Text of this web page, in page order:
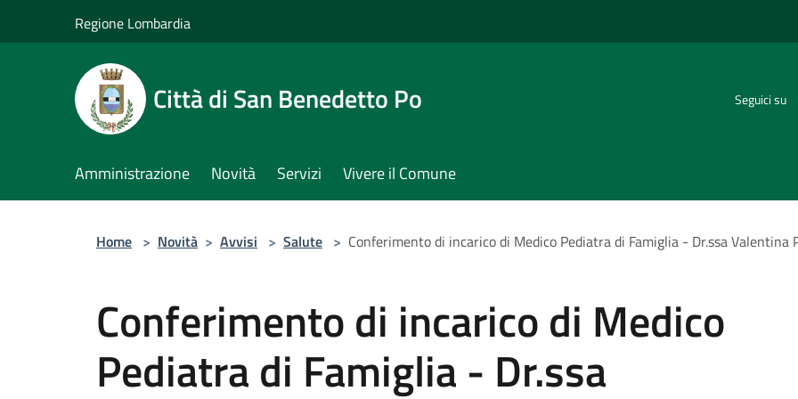
Regione Lombardia
Città di San Benedetto Po Seguici su
Amministrazione Novità Servizi Vivere il Comune
Home > Novità > Avvisi > Salute > Conferimento di incarico di Medico Pediatra di Famiglia - Dr.ssa Valentina
Conferimento di incarico di Medico
Pediatra di Famiglia - Dr.ssa